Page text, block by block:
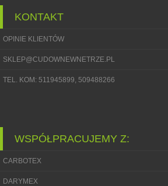
KONTAKT
OPINIE KLIENTÓW
SKLEP@CUDOWNEWNETRZE.PL
TEL. KOM: 511945899, 509488266
WSPÓŁPRACUJEMY Z:
CARBOTEX
DARYMEX